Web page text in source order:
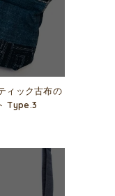
ィック古布の
Type.3